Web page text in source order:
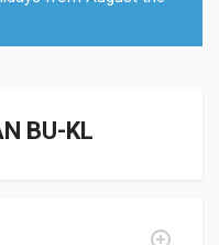
BU-KL